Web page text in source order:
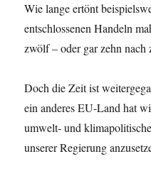
Wie lange ertönt
entschlossenen Handeln
zwölf – oder gar zehn nach
Doch die Zeit ist
ein anderes EU-Land hat
umwelt- und
unserer Regierung